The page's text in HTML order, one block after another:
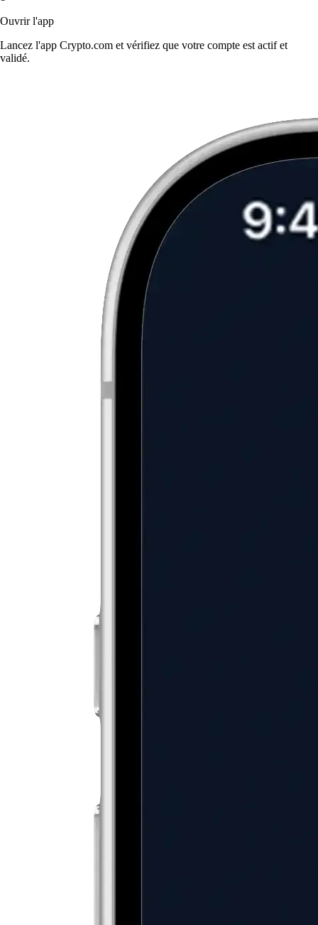
Ouvrir l'app
Lancez l'app Crypto.com et vérifiez que votre compte est actif et
validé.